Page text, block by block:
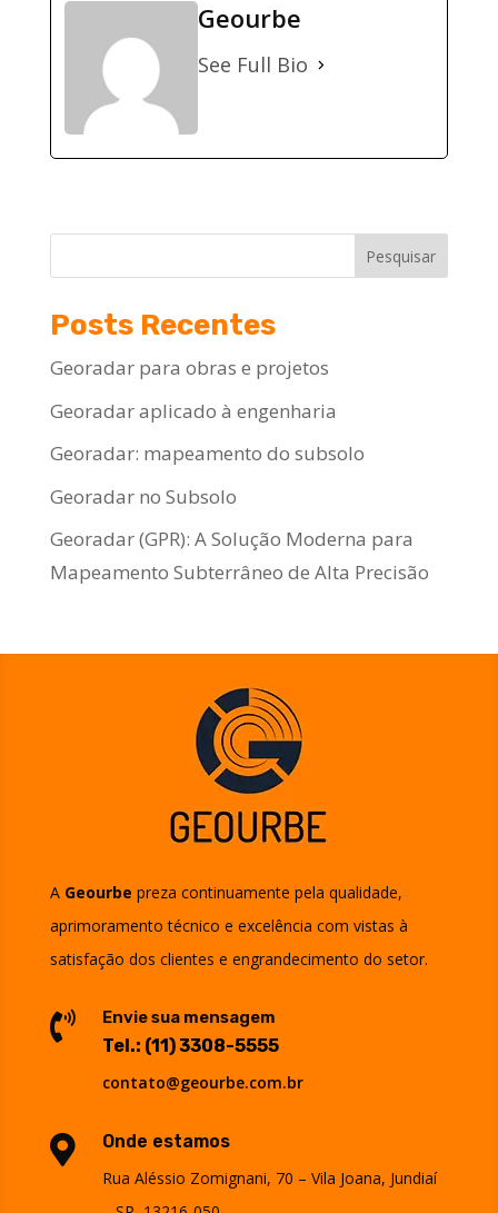
Geourbe
See Full Bio
Pesquisar
Posts Recentes
Georadar para obras e projetos
Georadar aplicado à engenharia
Georadar: mapeamento do subsolo
Georadar no Subsolo
Georadar (GPR): A Solução Moderna para
Mapeamento Subterrâneo de Alta Precisão
A Geourbe preza continuamente pela qualidade,
aprimoramento técnico e excelência com vistas à
satisfação dos clientes e engrandecimento do setor.
 Envie sua mensagem
Tel.: (11) 3308-5555
contato@geourbe.com.br

Onde estamos
Rua Aléssio Zomignani, 70 – Vila Joana, Jundiaí